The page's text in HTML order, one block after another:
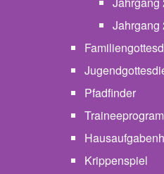
Jahrgang
Pfadfinder
Krippenspiel